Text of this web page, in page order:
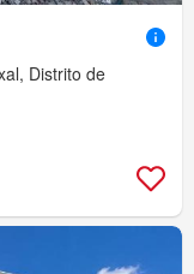
Distrito de